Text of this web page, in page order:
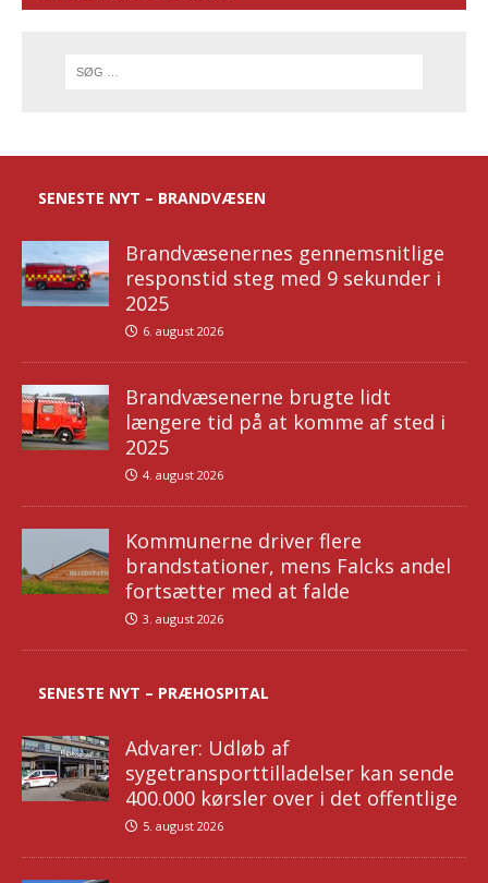
SENESTE NYT – BRANDVÆSEN
Brandvæsenernes gennemsnitlige
responstid steg med 9 sekunder i
2025
6. august 2026
Brandvæsenerne brugte lidt
længere tid på at komme af sted i
2025
4. august 2026
Kommunerne driver flere
brandstationer, mens Falcks andel
fortsætter med at falde
3. august 2026
SENESTE NYT – PRÆHOSPITAL
Advarer: Udløb af
sygetransporttilladelser kan sende
400.000 kørsler over i det offentlige
5. august 2026